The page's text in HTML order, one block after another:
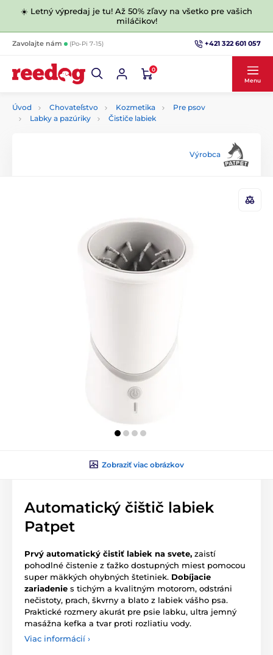
☀️ Letný výpredaj je tu! Až 50% zľavy na všetko pre vašich
miláčikov!
Zavolajte nám (Po-Pi 7-15) +421 322 601 057
0
Menu
Úvod Chovateľstvo Kozmetika
Pre psov
Labky a pazúriky
Čističe labiek
Výrobca
Zobraziť viac obrázkov
Automatický čištič labiek
Patpet
Prvý automatický čistiť labiek na svete, zaistí
pohodlné čistenie z ťažko dostupných miest pomocou
super mäkkých ohybných štetiniek. Dobíjacie
zariadenie s tichým a kvalitným motorom, odstráni
nečistoty, prach, škvrny a blato z labiek vášho psa.
Praktické rozmery akurát pre psie labku, ultra jemný
masážna kefka a tvar proti rozliatiu vody.
Viac informácií ›